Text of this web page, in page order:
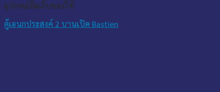
อุปกรณ์จัดเก็บของใช้
ตู้เอนกประสงค์ 2 บานเปิด Bastien